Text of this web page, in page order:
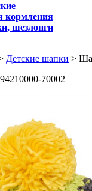
кормления
шезлонги
Детские шапки >
70002